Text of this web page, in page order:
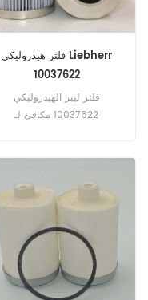
فلتر هيدروليكي Liebherr
10037622
فلتر ليبر الهيدروليكي
10037622 مكافئ لـ
الجزء: 10037622 اسم الجزء:
مرشح هيدروليكي العلامة